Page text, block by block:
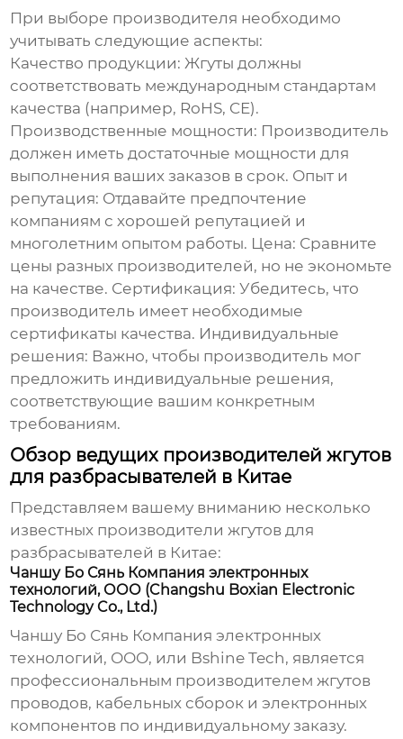
При выборе производителя необходимо
учитывать следующие аспекты:
Качество продукции: Жгуты должны
соответствовать международным стандартам
качества (например, RoHS, CE).
Производственные мощности: Производитель
должен иметь достаточные мощности для
выполнения ваших заказов в срок. Опыт и
репутация: Отдавайте предпочтение
компаниям с хорошей репутацией и
многолетним опытом работы. Цена: Сравните
цены разных производителей, но не экономьте
на качестве. Сертификация: Убедитесь, что
производитель имеет необходимые
сертификаты качества. Индивидуальные
решения: Важно, чтобы производитель мог
предложить индивидуальные решения,
соответствующие вашим конкретным
требованиям.
Обзор ведущих производителей жгутов
для разбрасывателей в Китае
Представляем вашему вниманию несколько
известных производители жгутов для
разбрасывателей в Китае:
Чаншу Бо Сянь Компания электронных
технологий, ООО (Changshu Boxian Electronic
Technology Co., Ltd.)
Чаншу Бо Сянь Компания электронных
технологий, ООО, или Bshine Tech, является
профессиональным производителем жгутов
проводов, кабельных сборок и электронных
компонентов по индивидуальному заказу.